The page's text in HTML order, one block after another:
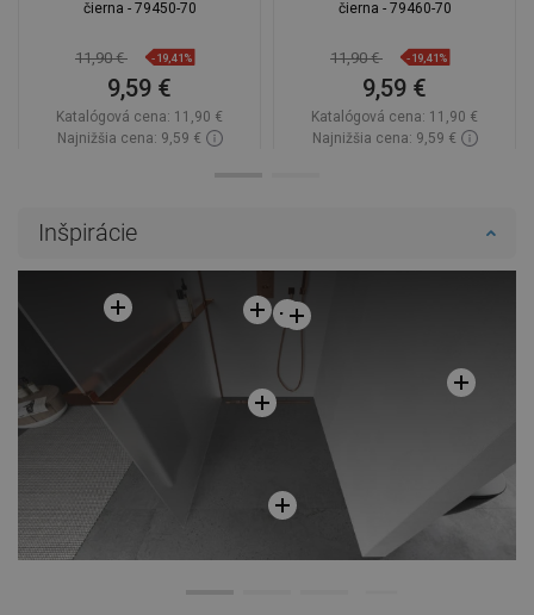
čierna - 79450-70
11,90 € -19,41%
9,59 €
Katalógová cena: 11,90 €
Najnižšia cena: 9,59 €
čierna - 79460-70
11,90 € -19,41%
9,59 €
Katalógová cena: 11,90 €
Najnižšia cena: 9,59 €
Inšpirácie